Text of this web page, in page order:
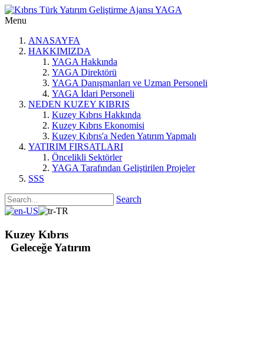
Menu
ANASAYFA
HAKKIMIZDA
YAGA Hakkında
YAGA Direktörü
YAGA Danışmanları ve Uzman Personeli
YAGA İdari Personeli
NEDEN KUZEY KIBRIS
Kuzey Kıbrıs Hakkında
Kuzey Kıbrıs Ekonomisi
Kuzey Kıbrıs'a Neden Yatırım Yapmalı
YATIRIM FIRSATLARI
Öncelikli Sektörler
YAGA Tarafından Geliştirilen Projeler
SSS
Search
Kuzey Kıbrıs
Geleceğe Yatırım